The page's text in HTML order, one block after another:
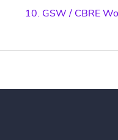
10. GSW / CBRE